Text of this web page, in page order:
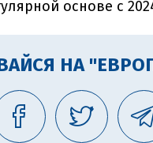
основе с
НА